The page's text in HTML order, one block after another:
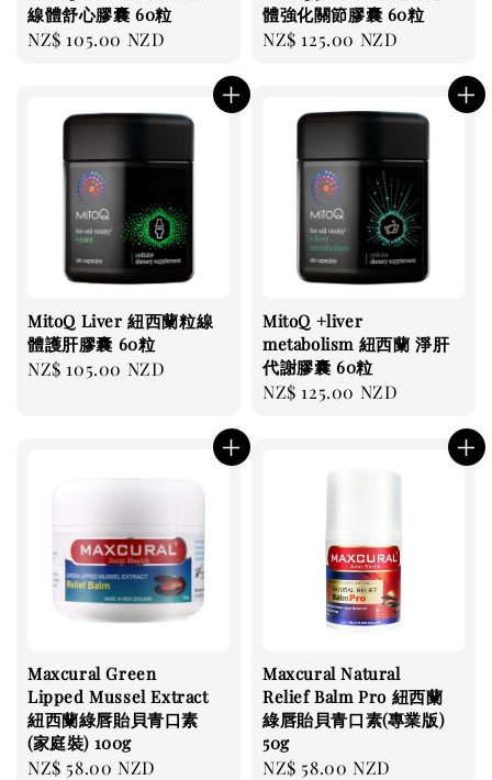
線體舒心膠囊 60粒
Regular
NZ$ 105.00 NZD
體強化關節膠囊 60粒
Regular
NZ$ 125.00 NZD
MitoQ Liver 紐西蘭粒線
體護肝膠囊 60粒
Regular
NZ$ 105.00 NZD
MitoQ +liver
metabolism 紐西蘭 淨肝
代謝膠囊 60粒
Regular
NZ$ 125.00 NZD
Maxcural Green
Lipped Mussel Extract
紐西蘭綠唇貽貝青口素
(家庭裝) 100g
Regular
NZ$ 58.00 NZD
Maxcural Natural
Relief Balm Pro 紐西蘭
綠唇貽貝青口素(專業版)
50g
Regular
NZ$ 58.00 NZD